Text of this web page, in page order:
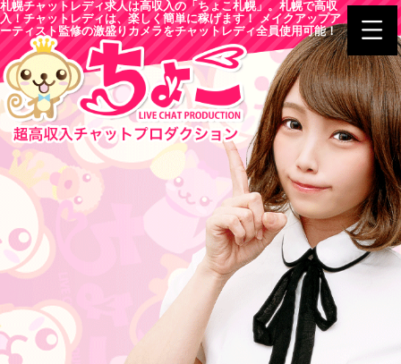
札幌チャットレディ求人は高収入の「ちょこ札幌」。札幌で高収
入！チャットレディは、楽しく簡単に稼げます！ メイクアップア
ーティスト監修の激盛りカメラをチャットレディ全員使用可能！